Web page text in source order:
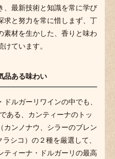
、最新技術と知識を常に学び
求と努力を常に惜しまず、丁
材を生かした、香りと味わ
ています。
品ある味わい
ルガーリワインの中でも、
ある、カンティーナのトッ
カンノナウ、シラーのブレン
シコ）の２種を厳選して、
ティーナ・ドルガーリの最高